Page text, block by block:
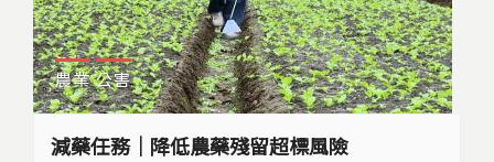
農業 公害
減藥任務｜降低農藥殘留超標風險